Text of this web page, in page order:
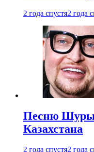
2 года спустя2 года
Песню Шуры
Казахстана
2 года спустя2 года